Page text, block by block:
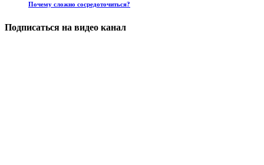
Почему сложно сосредоточиться?
Подписаться на видео канал